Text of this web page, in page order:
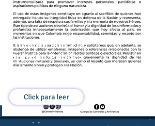
Comunicado a la
Opinión Pública
Click para leer